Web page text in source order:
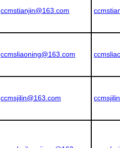
ccmstianjin@163.com
ccmsliaoning@163.com
ccmsjilin@163.com